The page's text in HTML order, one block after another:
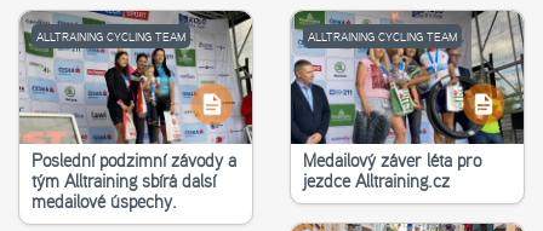
ALLTRAINING CYCLING TEAM
Poslední podzimní závody a
tým Alltraining sbírá další
medailové úspěchy.
ALLTRAINING CYCLING TEAM
Medailový závěr léta pro
jezdce Alltraining.cz